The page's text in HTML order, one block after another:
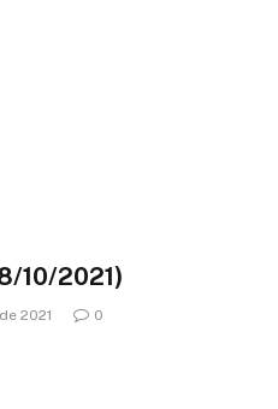
10/2021)
2021 0